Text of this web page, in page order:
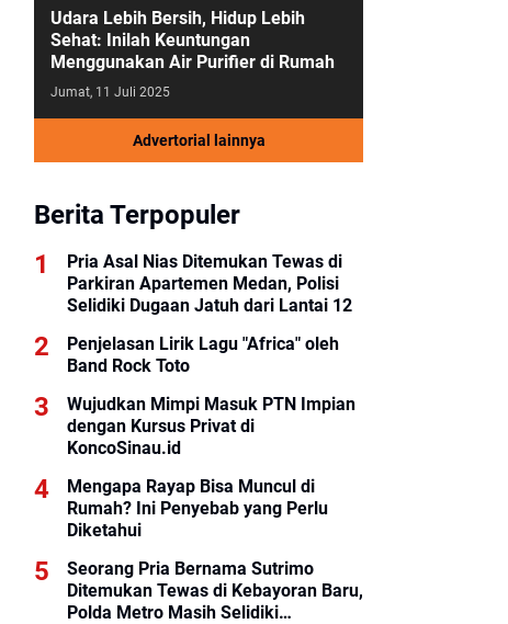
Udara Lebih Bersih, Hidup Lebih
Sehat: Inilah Keuntungan
Menggunakan Air Purifier di Rumah
Jumat, 11 Juli 2025
Advertorial lainnya
Berita Terpopuler
Pria Asal Nias Ditemukan Tewas di
Parkiran Apartemen Medan, Polisi
Selidiki Dugaan Jatuh dari Lantai 12
Penjelasan Lirik Lagu "Africa" oleh
Band Rock Toto
Wujudkan Mimpi Masuk PTN Impian
dengan Kursus Privat di
KoncoSinau.id
Mengapa Rayap Bisa Muncul di
Rumah? Ini Penyebab yang Perlu
Diketahui
Seorang Pria Bernama Sutrimo
Ditemukan Tewas di Kebayoran Baru,
Polda Metro Masih Selidiki